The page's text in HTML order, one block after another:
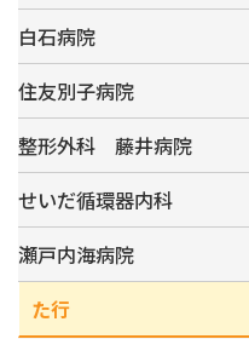
白石病院
住友別子病院
整形外科 藤井病院
せいだ循環器内科
瀬戸内海病院
た行